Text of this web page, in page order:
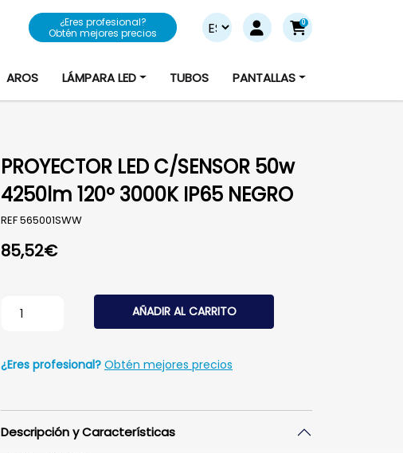
¿Eres profesional?
Obtén mejores precios
0
AROS LÁMPARA LED TUBOS PANTALLAS
PROYECTOR LED C/SENSOR 50w
4250lm 120º 3000K IP65 NEGRO
REF565001SWW
85,52€
PROYECTOR LED C/SENSOR 50w 4250lm 120º 3000K IP65
AÑADIR AL CARRITO
¿Eres profesional? Obtén mejores precios
Descripción y Características